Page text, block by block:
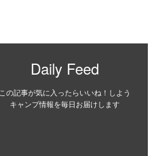
Daily Feed
この記事が気に入ったらいいね！しよう
キャンプ情報を毎日お届けします